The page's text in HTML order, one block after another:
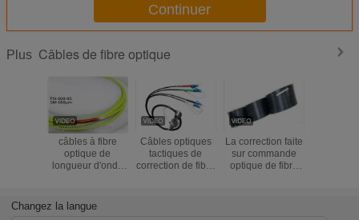
Continuer
Plus Câbles de fibre optique
câbles à fibre
optique de
longueur d'onde
Câbles optiques
tactiques de
correction de fibre
La correction faite
sur commande
optique de fibre
Changez la langue